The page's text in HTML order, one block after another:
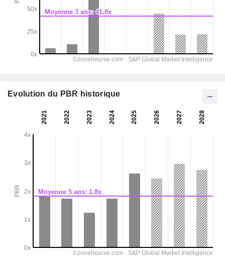
Evolution du PBR historique